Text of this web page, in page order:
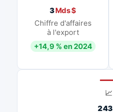
3Mds $
Chiffre d'affaires
à l'export
+14,9 % en 2024
📈
243